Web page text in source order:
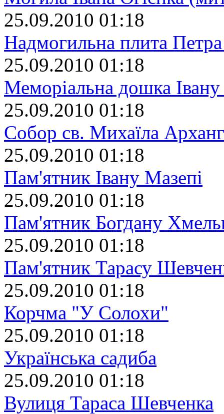
25.09.2010 01:18
Надмогильна плита
25.09.2010 01:18
Меморіальна дошка
25.09.2010 01:18
Собор св. Михаїла
25.09.2010 01:18
Пам'ятник Івану Мазепі
25.09.2010 01:18
Пам'ятник Богдану
25.09.2010 01:18
Пам'ятник Тарасу
25.09.2010 01:18
Корчма "У Солохи"
25.09.2010 01:18
Українська садиба
25.09.2010 01:18
Вулиця Тараса Шевченка